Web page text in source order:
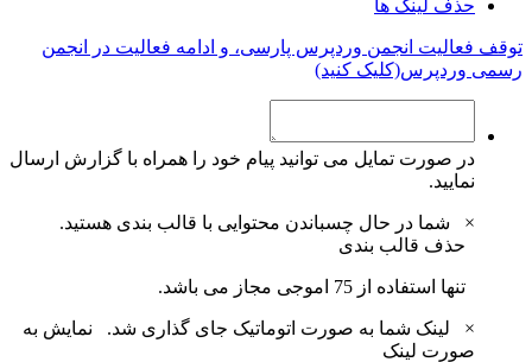
حذف لینک ها
توقف فعالیت انجمن وردپرس پارسی، و ادامه فعالیت در انجمن
رسمی وردپرس(کلیک کنید)
در صورت تمایل می توانید پیام خود را همراه با گزارش ارسال
نمایید.
×
شما در حال چسباندن محتوایی با قالب بندی هستید.
حذف قالب بندی
تنها استفاده از 75 اموجی مجاز می باشد.
× لینک شما به صورت اتوماتیک جای گذاری شد. نمایش به
صورت لینک